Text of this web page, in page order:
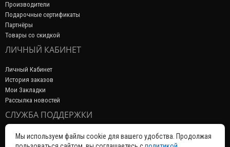
Производители
Подарочные сертификаты
Партнёры
Товары со скидкой
ЛИЧНЫЙ КАБИНЕТ
Личный Кабинет
История заказов
Мои Закладки
Рассылка новостей
СЛУЖБА ПОДДЕРЖКИ
Связаться с нами
Возврат товара
Мы используем файлы cookie для вашего удобства. Продолжая